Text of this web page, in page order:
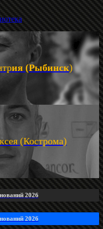
ия (Рыбинск)
(Кострома)
2026
2026